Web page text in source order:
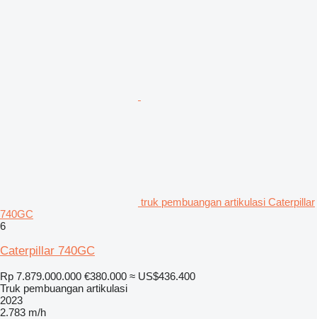
truk pembuangan artikulasi Caterpillar
740GC
6
Caterpillar 740GC
Rp 7.879.000.000 €380.000 ≈ US$436.400
Truk pembuangan artikulasi
2023
2.783 m/h